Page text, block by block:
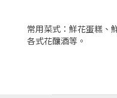
常用菜式：鮮花蛋糕、
各式花釀酒等。